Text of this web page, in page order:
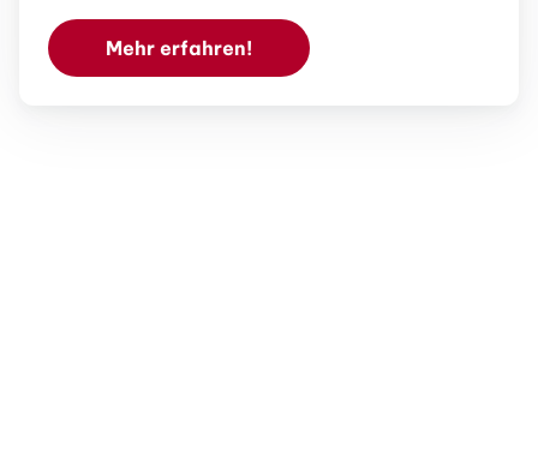
Mehr erfahren!